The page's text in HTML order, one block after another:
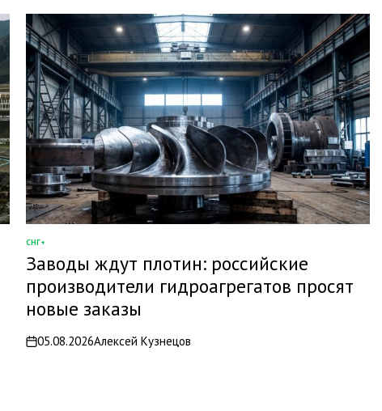
ОПУБЛИКОВАНО
В
СНГ+
Заводы ждут плотин: российские
производители гидроагрегатов просят
новые заказы
on05.08.2026Алексей Кузнецов